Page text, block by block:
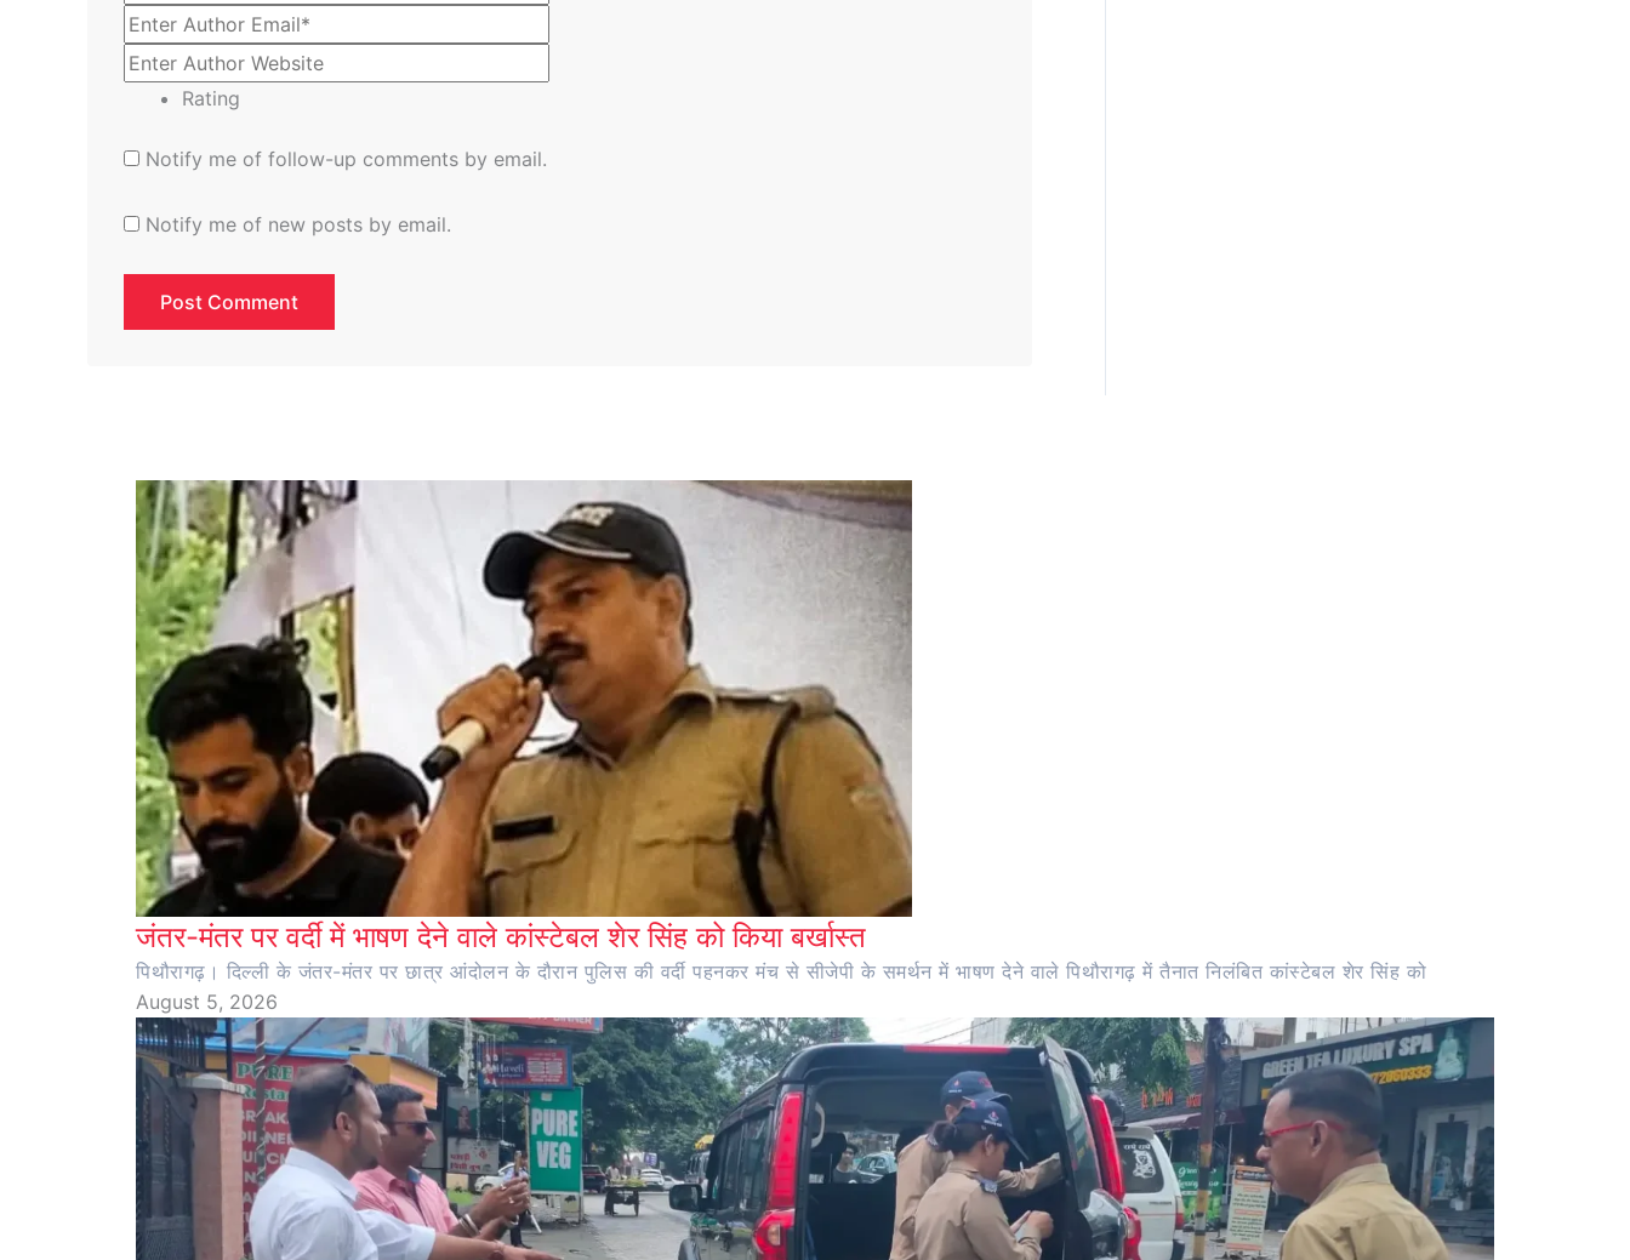
Rating
Notify me of follow-up comments by email.
Notify me of new posts by email.
जंतर-मंतर पर वर्दी में भाषण देने वाले कांस्टेबल शेर सिंह को किया बर्खास्त
पिथौरागढ़। दिल्ली के जंतर-मंतर पर छात्र आंदोलन के दौरान पुलिस की वर्दी पहनकर मंच से सीजेपी के समर्थन में भाषण देने वाले पिथौरागढ़ में तैनात निलंबित कांस्टेबल शेर सिंह को
August 5, 2026